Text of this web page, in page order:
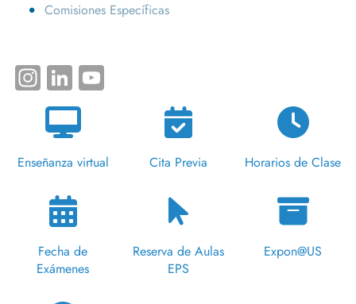
Comisiones Específicas
Instagram
LinkedIn
Enseñanza virtual Cita Previa Horarios de Clase
Fecha de
Exámenes
Reserva de Aulas
EPS
Expon@US